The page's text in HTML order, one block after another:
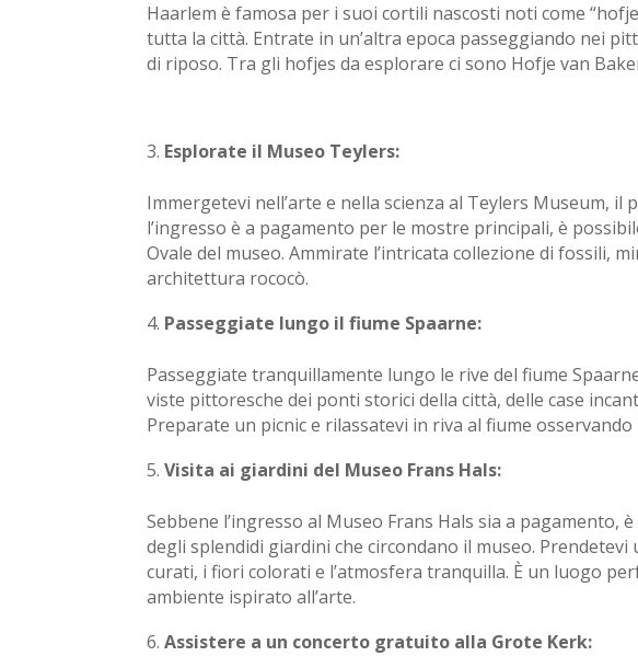
Haarlem è famosa per i suoi cortili nascosti noti come
tutta la città. Entrate in un’altra epoca passeggiando nei
di riposo. Tra gli hofjes da esplorare ci sono Hofje van
Esplorate il Museo Teylers:
Immergetevi nell’arte e nella scienza al Teylers Museum, il
l’ingresso è a pagamento per le mostre principali, è
Ovale del museo. Ammirate l’intricata collezione di fossili,
architettura rococò.
Passeggiate lungo il fiume Spaarne:
Passeggiate tranquillamente lungo le rive del fiume
viste pittoresche dei ponti storici della città, delle case
Preparate un picnic e rilassatevi in riva al fiume
Visita ai giardini del Museo Frans Hals:
Sebbene l’ingresso al Museo Frans Hals sia a
degli splendidi giardini che circondano il museo.
curati, i fiori colorati e l’atmosfera tranquilla. È un luogo
ambiente ispirato all’arte.
Assistere a un concerto gratuito alla Grote Kerk: